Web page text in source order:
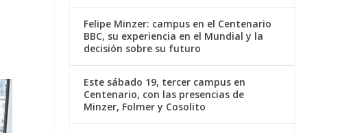
Felipe Minzer: campus en el Centenario
BBC, su experiencia en el Mundial y la
decisión sobre su futuro
Este sábado 19, tercer campus en
Centenario, con las presencias de
Minzer, Folmer y Cosolito